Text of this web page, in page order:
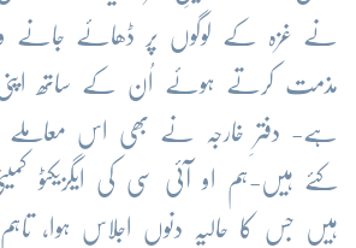
نے غزہ کے لوگوں پر ڈھائے جانے
مذمت کرتے ہوئے اُن کے ساتھ اپنی
ہے- دفترِ خارجہ نے بھی اس معاملے
کئے ہیں-ہم او آئی سی کی ایگزیکٹو
ہیں جس کا حالیہ دنوں اجلاس ہوا،